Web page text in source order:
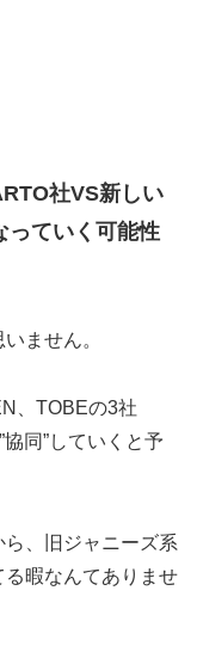
社VS新しい
っていく可能性
ません。
、TOBEの3社
同”していくと予
、旧ジャニーズ系
暇なんてありませ